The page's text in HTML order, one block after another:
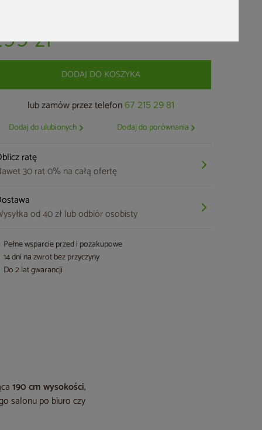
zł
DODAJ DO KOSZYKA
lub zamów przez telefon 67 215 29 81
Dodaj do ulubionych Dodaj do porównania
ratę
30 rat 0% na całą ofertę
od 40 zł lub odbiór osobisty
Pełne wsparcie przed i pozakupowe
14 dni na zwrot bez przyczyny
Do 2 lat gwarancji
190 cm wysokości,
salonu po biuro czy